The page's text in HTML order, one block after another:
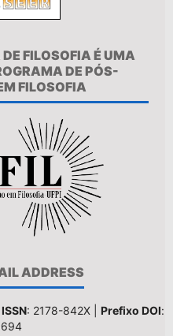
FILOSOFIA É UMA
DE PÓS-
FILOSOFIA
ADDRESS
ISSN: 2178-842X | Prefixo DOI: